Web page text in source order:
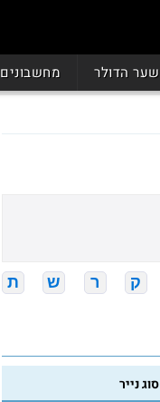
שער הדולר מחשבונים
ק ר ש ת
סוג נייר